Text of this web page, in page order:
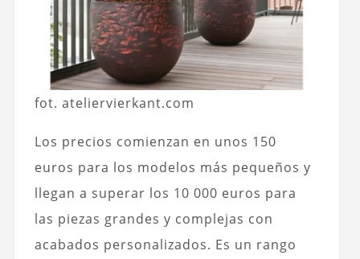
fot. ateliervierkant.com
Los precios comienzan en unos 150
euros para los modelos más pequeños y
llegan a superar los 10 000 euros para
las piezas grandes y complejas con
acabados personalizados. Es un rango